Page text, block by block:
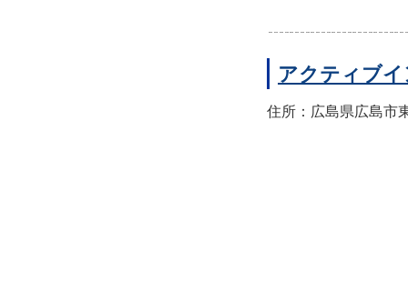
アクティブ
住所：広島県広島市